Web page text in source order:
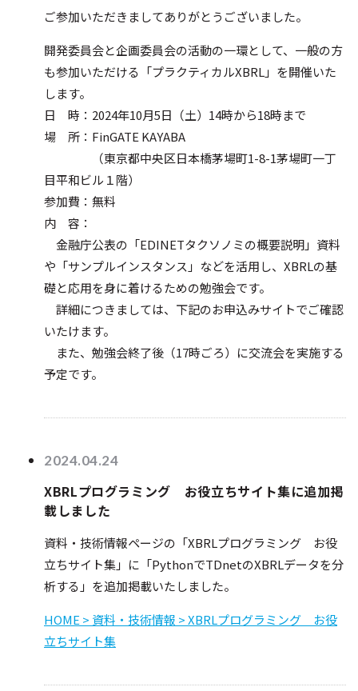
ご参加いただきましてありがとうございました。
開発委員会と企画委員会の活動の一環として、一般の方
も参加いただける「プラクティカルXBRL」を開催いた
します。
日 時：2024年10月5日（土）14時から18時まで
場 所：FinGATE KAYABA
（東京都中央区日本橋茅場町1-8-1茅場町一丁
目平和ビル１階）
参加費：無料
内 容：
金融庁公表の「EDINETタクソノミの概要説明」資料
や「サンプルインスタンス」などを活用し、XBRLの基
礎と応用を身に着けるための勉強会です。
詳細につきましては、下記のお申込みサイトでご確認
いたけます。
また、勉強会終了後（17時ごろ）に交流会を実施する
予定です。
2024.04.24
XBRLプログラミング お役立ちサイト集に追加掲
載しました
資料・技術情報ページの「XBRLプログラミング お役
立ちサイト集」に「PythonでTDnetのXBRLデータを分
析する」を追加掲載いたしました。
HOME > 資料・技術情報 > XBRLプログラミング お役
立ちサイト集